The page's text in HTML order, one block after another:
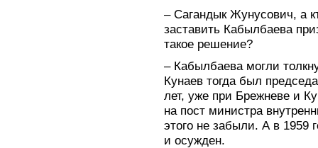
– Сагандык Жунусович, а
заставить Кабылбаева
такое решение?
– Кабылбаева могли
Кунаев тогда был
лет, уже при Брежневе и
на пост министра
этого не забыли. А в 1959
и осужден.